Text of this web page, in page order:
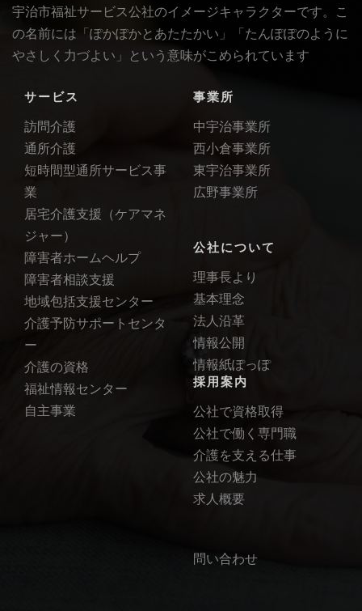
宇治市福祉サービス公社のイメージキャラクターです。こ
の名前には「ぽかぽかとあたたかい」「たんぽぽのように
やさしく力づよい」という意味がこめられています
サービス
訪問介護
通所介護
短時間型通所サービス事
業
居宅介護支援（ケアマネ
ジャー）
障害者ホームヘルプ
障害者相談支援
地域包括支援センター
介護予防サポートセンタ
ー
介護の資格
福祉情報センター
自主事業
事業所
中宇治事業所
西小倉事業所
東宇治事業所
広野事業所
公社について
理事長より
基本理念
法人沿革
情報公開
情報紙ぽっぽ
採用案内
公社で資格取得
公社で働く専門職
介護を支える仕事
公社の魅力
求人概要
問い合わせ